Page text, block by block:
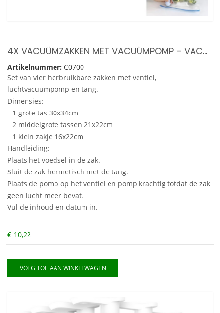
4X VACUÜMZAKKEN MET VACUÜMPOMP – VACUÜMZAK VOOR ETEN – VOEDSEL BEWAREN
Artikelnummer: C0700
Set van vier herbruikbare zakken met ventiel,
luchtvacuümpomp en tang.
Dimensies:
_ 1 grote tas 30x34cm
_ 2 middelgrote tassen 21x22cm
_ 1 klein zakje 16x22cm
Handleiding:
Plaats het voedsel in de zak.
Sluit de zak hermetisch met de tang.
Plaats de pomp op het ventiel en pomp krachtig totdat de zak
geen lucht meer bevat.
Vul de inhoud en datum in.
€ 10,22
VOEG TOE AAN WINKELWAGEN